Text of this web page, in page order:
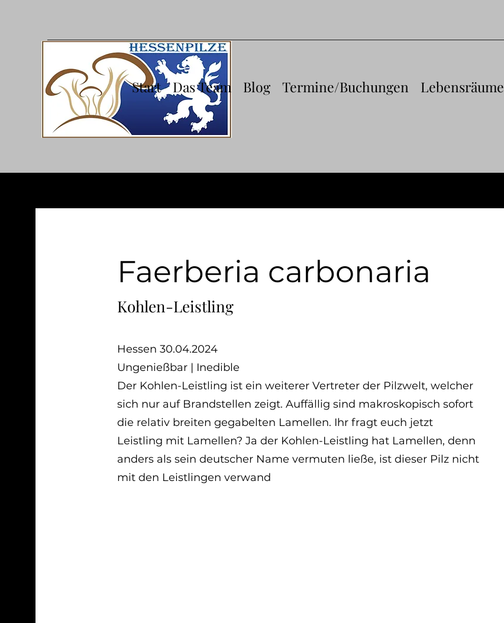
Start Das Team Blog Termine/Buchungen Lebensräume
Faerberia carbonaria
Kohlen-Leistling
Hessen 30.04.2024
Ungenießbar | Inedible
Der Kohlen-Leistling ist ein weiterer Vertreter der Pilzwelt, welcher
sich nur auf Brandstellen zeigt. Auffällig sind makroskopisch sofort
die relativ breiten gegabelten Lamellen. Ihr fragt euch jetzt
Leistling mit Lamellen? Ja der Kohlen-Leistling hat Lamellen, denn
anders als sein deutscher Name vermuten ließe, ist dieser Pilz nicht
mit den Leistlingen verwand